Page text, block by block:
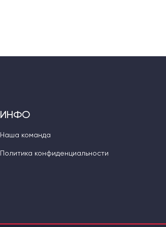
ИНФО
Наша команда
Политика конфиденциальности